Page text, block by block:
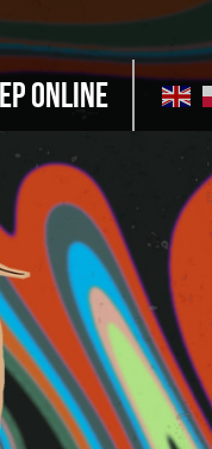
Online